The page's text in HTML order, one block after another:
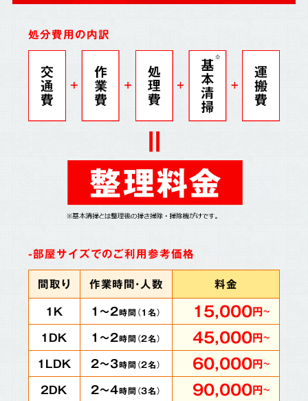
処分費用の内訳
-部屋サイズでのご利用参考価格
間取り
作業時間・人数
料金
1K
1～2時間（1名） 15,000円～
1DK 1～2時間（2名） 45,000円～
1LDK 2～3時間（2名） 60,000円～
2DK 2～4時間（3名） 90,000円～